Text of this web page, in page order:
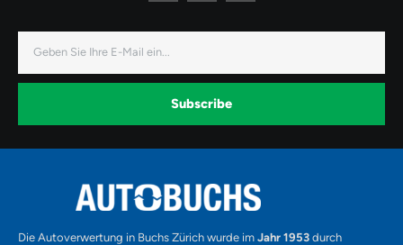
e
o
o
g
r
m
1
b
e
Mail
Subscribe
Die Autoverwertung in Buchs Zürich wurde im Jahr 1953durch